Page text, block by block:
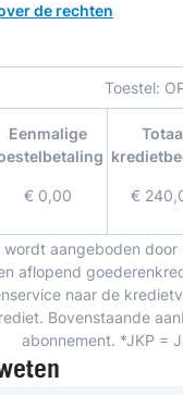
de rechten
Toestel:
Eenmalige
€ 0,00 €
aangeboden door
aflopend
naar de
Bovenstaande
abonnement. *JKP =